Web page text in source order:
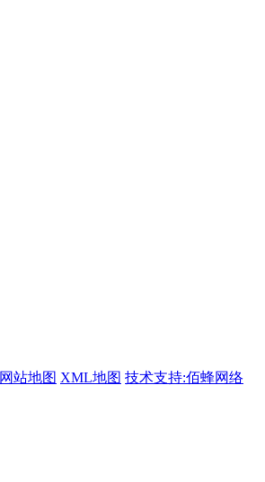
网站地图 XML地图 技术支持:佰蜂网络